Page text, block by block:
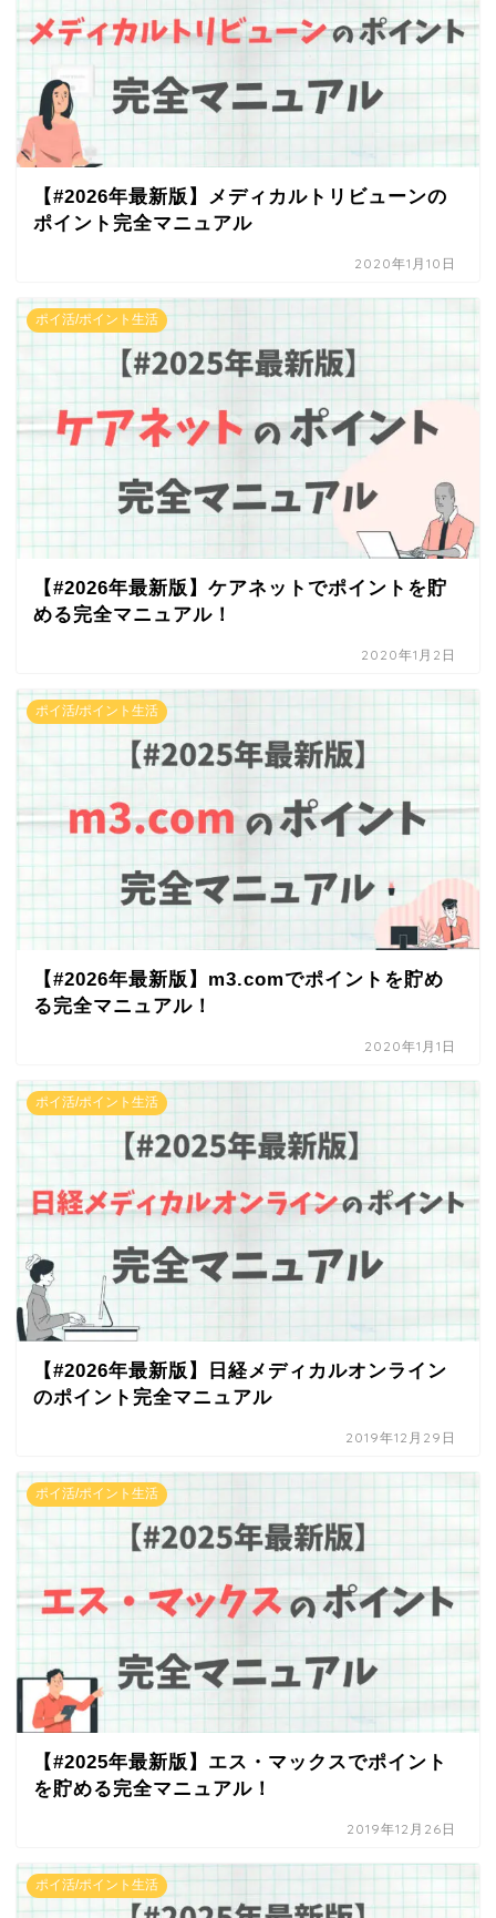
【#2026年最新版】メディカルトリビューンの
ポイント完全マニュアル
2020年1月10日
ポイ活/ポイント生活
【#2026年最新版】ケアネットでポイントを貯
める完全マニュアル！
2020年1月2日
ポイ活/ポイント生活
【#2026年最新版】m3.comでポイントを貯め
る完全マニュアル！
2020年1月1日
ポイ活/ポイント生活
【#2026年最新版】日経メディカルオンライン
のポイント完全マニュアル
2019年12月29日
ポイ活/ポイント生活
【#2025年最新版】エス・マックスでポイント
を貯める完全マニュアル！
2019年12月26日
ポイ活/ポイント生活